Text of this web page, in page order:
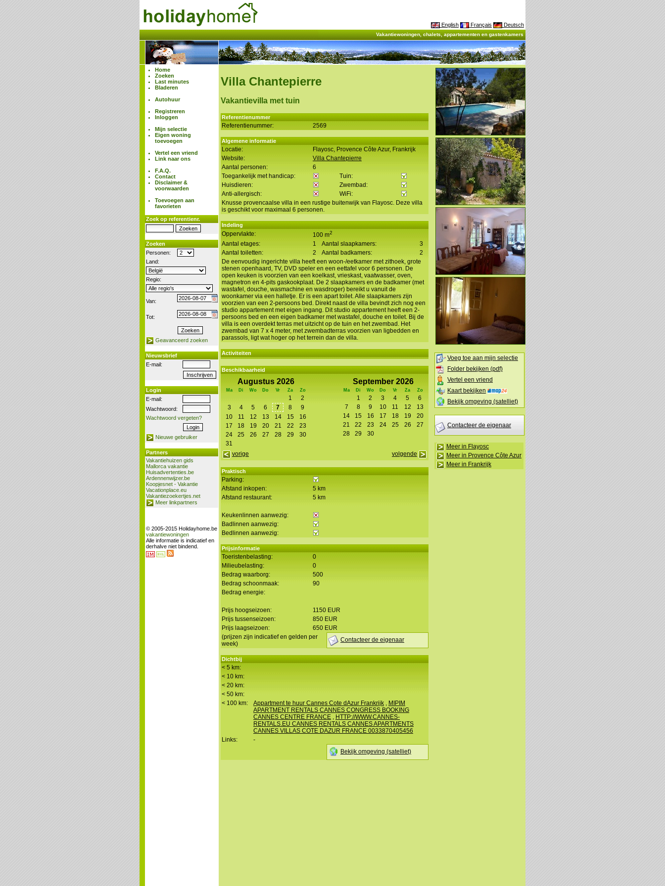
English Français Deutsch
Vakantiewoningen, chalets, appartementen en gastenkamers
Home
Zoeken
Last minutes
Bladeren
Autohuur
Registreren
Inloggen
Mijn selectie
Eigen woning
toevoegen
Vertel een vriend
Link naar ons
F.A.Q.
Contact
Disclaimer &
voorwaarden
Toevoegen aan
favorieten
Zoek op referentienr.
Zoeken
Personen:
Land:
Regio:
Van:
Tot:
Geavanceerd zoeken
Nieuwsbrief
E-mail:
Login
E-mail:
Wachtwoord:
Wachtwoord vergeten?
Nieuwe gebruiker
Partners
Vakantiehuizen gids
Mallorca vakantie
Huisadvertenties.be
Ardennenwijzer.be
Koopjesnet - Vakantie
Vacationplace.eu
Vakantiezoekertjes.net
Meer linkpartners
© 2005-2015 Holidayhome.be
vakantiewoningen
Alle informatie is indicatief en
derhalve niet bindend.
Voeg toe aan mijn selectie
Folder bekijken (pdf)
Vertel een vriend
Kaart bekijken
Bekijk omgeving (satelliet)
Contacteer de eigenaar
Meer in Flayosc
Meer in Provence Côte Azur
Meer in Frankrijk
Villa Chantepierre
Vakantievilla met tuin
Referentienummer
Referentienummer: 2569
Algemene informatie
Locatie:
Flayosc, Provence Côte Azur, Frankrijk
Website:
Villa Chantepierre
Aantal personen:
6
Toegankelijk met handicap:
Tuin:
Huisdieren:
Zwembad:
Anti-allergisch:
WiFi:
Knusse provencaalse villa in een rustige buitenwijk van Flayosc. Deze villa
is geschikt voor maximaal 6 personen.
Indeling
Oppervlakte: 100 m2
Aantal etages: 1 Aantal slaapkamers:
3
Aantal toiletten:
2 Aantal badkamers:
2
De eenvoudig ingerichte villa heeft een woon-/eetkamer met zithoek, grote
stenen openhaard, TV, DVD speler en een eettafel voor 6 personen. De
open keuken is voorzien van een koelkast, vrieskast, vaatwasser, oven,
magnetron en 4-pits gaskookplaat. De 2 slaapkamers en de badkamer (met
wastafel, douche, wasmachine en wasdroger) bereikt u vanuit de
woonkamer via een halletje. Er is een apart toilet. Alle slaapkamers zijn
voorzien van een 2-persoons bed. Direkt naast de villa bevindt zich nog een
studio appartement met eigen ingang. Dit studio appartement heeft een 2-
persoons bed en een eigen badkamer met wastafel, douche en toilet. Bij de
villa is een overdekt terras met uitzicht op de tuin en het zwembad. Het
zwembad van 7 x 4 meter, met zwembadterras voorzien van ligbedden en
parassols, ligt wat hoger op het terrein dan de villa.
Activiteiten
Beschikbaarheid
Augustus 2026
Ma Di Wo Do Vr Za Zo
1
2
3
4 5 6 7 8
9
10
11 12 13 14 15
16
17
18 19 20 21 22
23
24
25 26 27 28 29
30
31
September 2026
Ma Di Wo Do Vr Za Zo
1 2 3 4 5
6
7
8 9 10 11 12
13
14
15 16 17 18 19
20
21
22 23 24 25 26
27
28
29 30
vorige volgende
Praktisch
Parking:
Afstand inkopen:
5 km
Afstand restaurant:
5 km
Keukenlinnen aanwezig:
Badlinnen aanwezig:
Bedlinnen aanwezig:
Prijsinformatie
Toeristenbelasting:
0
Milieubelasting:
0
Bedrag waarborg:
500
Bedrag schoonmaak:
90
Bedrag energie:
Prijs hoogseizoen:
1150 EUR
Prijs tussenseizoen:
850 EUR
Prijs laagseizoen:
650 EUR
(prijzen zijn indicatief en gelden per
week)
Contacteer de eigenaar
Dichtbij
< 5 km:
< 10 km:
< 20 km:
< 50 km:
< 100 km:
Appartment te huur Cannes Cote dAzur Frankrijk , MIPIM
APARTMENT RENTALS CANNES CONGRESS BOOKING
CANNES CENTRE FRANCE , HTTP://WWW.CANNES-
RENTALS.EU CANNES RENTALS CANNES APARTMENTS
CANNES VILLAS COTE DAZUR FRANCE 0033870405456
Links:
-
Bekijk omgeving (satelliet)